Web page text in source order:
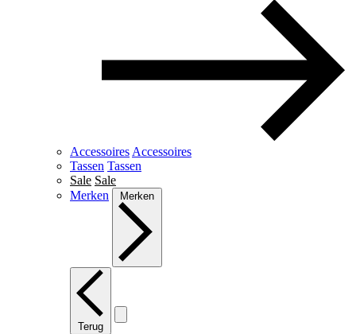
Accessoires Accessoires
Tassen Tassen
Sale Sale
Merken
Merken
Terug